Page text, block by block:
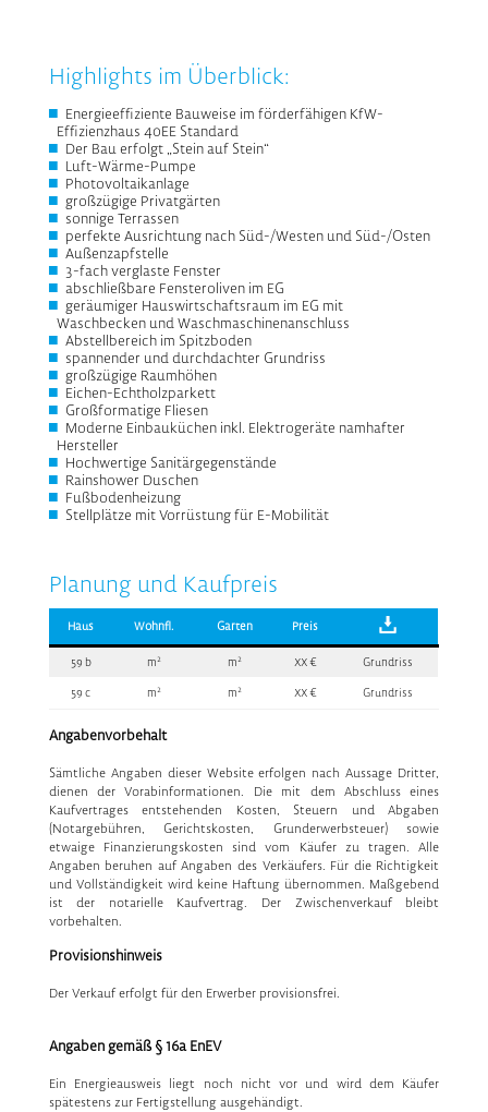
Highlights im Überblick:
Energieeffiziente Bauweise im förderfähigen KfW-
Effizienzhaus 40EE Standard
Der Bau erfolgt „Stein auf Stein“
Luft-Wärme-Pumpe
Photovoltaikanlage
großzügige Privatgärten
sonnige Terrassen
perfekte Ausrichtung nach Süd-/Westen und Süd-/Osten
Außenzapfstelle
3-fach verglaste Fenster
abschließbare Fensteroliven im EG
geräumiger Hauswirtschaftsraum im EG mit
Waschbecken und Waschmaschinenanschluss
Abstellbereich im Spitzboden
spannender und durchdachter Grundriss
großzügige Raumhöhen
Eichen-Echtholzparkett
Großformatige Fliesen
Moderne Einbauküchen inkl. Elektrogeräte namhafter
Hersteller
Hochwertige Sanitärgegenstände
Rainshower Duschen
Fußbodenheizung
Stellplätze mit Vorrüstung für E-Mobilität
Planung und Kaufpreis
Haus Wohnfl. Garten Preis
59 b m2 m2 XX €
Grundriss
59 c
m2 m2 XX € Grundriss
Angabenvorbehalt
Sämtliche Angaben dieser Website erfolgen nach Aussage Dritter,
dienen der Vorabinformationen. Die mit dem Abschluss eines
Kaufvertrages entstehenden Kosten, Steuern und Abgaben
(Notargebühren, Gerichtskosten, Grunderwerbsteuer) sowie
etwaige Finanzierungskosten sind vom Käufer zu tragen. Alle
Angaben beruhen auf Angaben des Verkäufers. Für die Richtigkeit
und Vollständigkeit wird keine Haftung übernommen. Maßgebend
ist der notarielle Kaufvertrag. Der Zwischenverkauf bleibt
vorbehalten.
Provisionshinweis
Der Verkauf erfolgt für den Erwerber provisionsfrei.
Angaben gemäß § 16a EnEV
Ein Energieausweis liegt noch nicht vor und wird dem Käufer
spätestens zur Fertigstellung ausgehändigt.